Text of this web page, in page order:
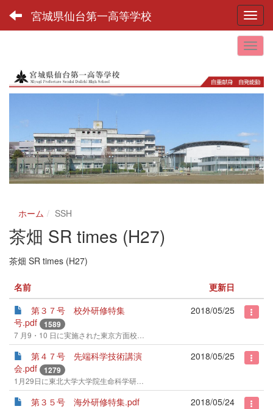
宮城県仙台第一高等学校
ホーム SSH
茶畑 SR times (H27)
茶畑 SR times (H27)
名前
更新日
第３７号 校外研修特集
号.pdf
1589
2018/05/25
第４７号 先端科学技術講演
会.pdf
1279
2018/05/25
第３５号 海外研修特集.pdf 2018/05/24